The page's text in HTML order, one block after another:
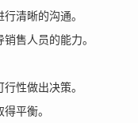
清晰的沟通。
售人员的能力。
性做出决策。
平衡。